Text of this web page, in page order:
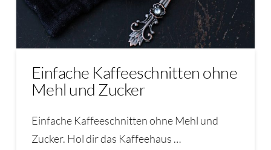
Einfache Kaffeeschnitten ohne
Mehl und Zucker
Einfache Kaffeeschnitten ohne Mehl und
Zucker. Hol dir das Kaffeehaus …